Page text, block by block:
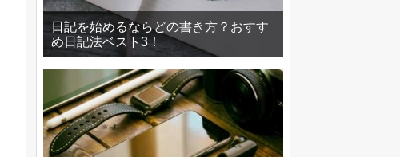
日記を始めるならどの書き方？おすす
め日記法ベスト3！